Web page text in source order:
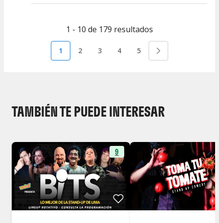
Espectáculo
Escena
artística
1 - 10 de 179 resultados
1 2 3 4 5
TAMBIÉN TE PUEDE INTERESAR
9